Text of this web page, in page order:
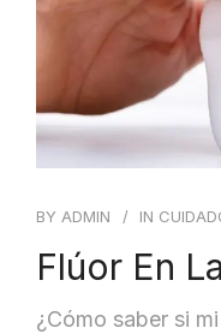
BY ADMIN IN
Flúor En
¿Cómo saber si